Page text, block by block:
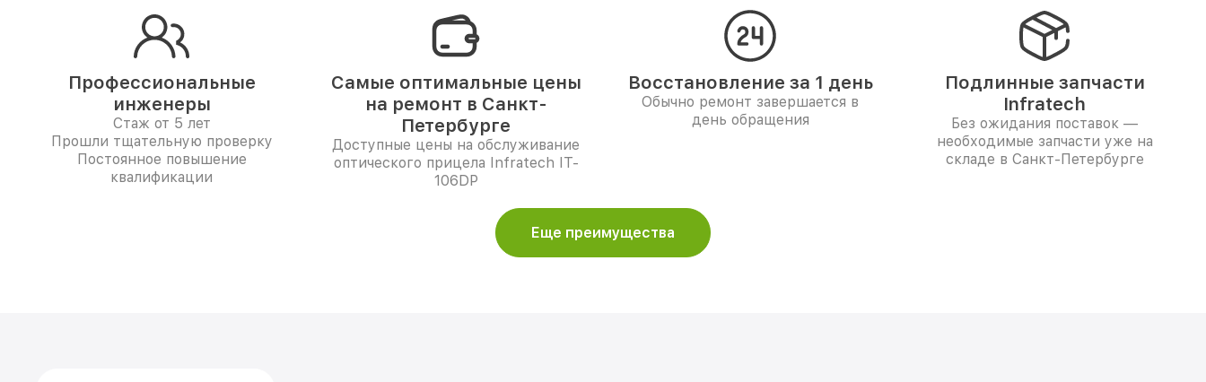
Профессиональные
инженеры
Стаж от 5 лет
Прошли тщательную проверку
Постоянное повышение
квалификации
Самые оптимальные цены
на ремонт в Санкт-
Петербурге
Доступные цены на обслуживание
оптического прицела Infratech IT-
106DP
Восстановление за 1 день
Обычно ремонт завершается в
день обращения
Подлинные запчасти
Infratech
Без ожидания поставок —
необходимые запчасти уже на
складе в Санкт-Петербурге
Еще преимущества